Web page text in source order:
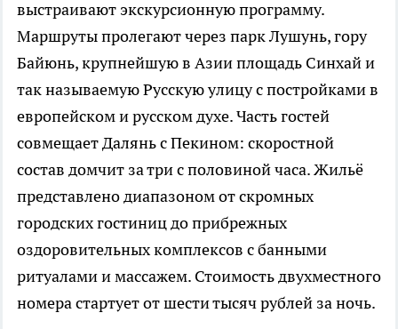
выстраивают экскурсионную программу.
Маршруты пролегают через парк Лушунь, гору
Байюнь, крупнейшую в Азии площадь Синхай и
так называемую Русскую улицу с постройками в
европейском и русском духе. Часть гостей
совмещает Далянь с Пекином: скоростной
состав домчит за три с половиной часа. Жильё
представлено диапазоном от скромных
городских гостиниц до прибрежных
оздоровительных комплексов с банными
ритуалами и массажем. Стоимость двухместного
номера стартует от шести тысяч рублей за ночь.